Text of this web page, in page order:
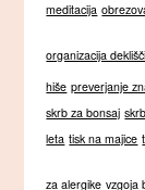
meditacija
organizacija
hiše preverjanje
skrb za bonsaj
leta tisk na majice
za alergike vzgoja